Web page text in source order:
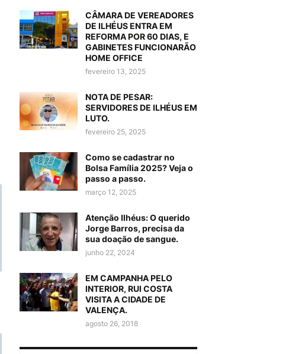
CÂMARA DE VEREADORES
DE ILHÉUS ENTRA EM
REFORMA POR 60 DIAS, E
GABINETES FUNCIONARÃO
HOME OFFICE
fevereiro 13, 2025
NOTA DE PESAR:
SERVIDORES DE ILHÉUS EM
LUTO.
fevereiro 25, 2025
Como se cadastrar no
Bolsa Família 2025? Veja o
passo a passo.
março 12, 2025
Atenção Ilhéus: O querido
Jorge Barros, precisa da
sua doação de sangue.
junho 22, 2024
EM CAMPANHA PELO
INTERIOR, RUI COSTA
VISITA A CIDADE DE
VALENÇA.
agosto 26, 2018